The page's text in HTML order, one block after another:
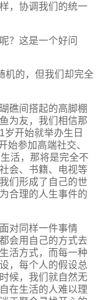
，协调我们的统一
？这是一个好问
机的，但我们却完全
礁间搭起的高脚棚
为友，我们相信那
开始就举办生日
始参加高端社交、
活，那将是完全不
会、书籍、电视等
们形成了自己的世
合理的人生事件的
对同样一件事情
会用自己的方式去
活方式，而每一种
，每个人的假设总
候，我们就自然无
在生活的人难以理